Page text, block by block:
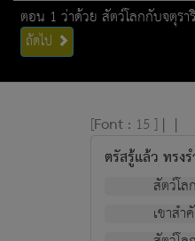
ตอน 1 ว่าด้วย สัตว์โลกกับจตุรา
ถัดไป
[Font : 15 ] | |
ตรัสรู้แล้ว ทรง
สัตว์โ
เขาส